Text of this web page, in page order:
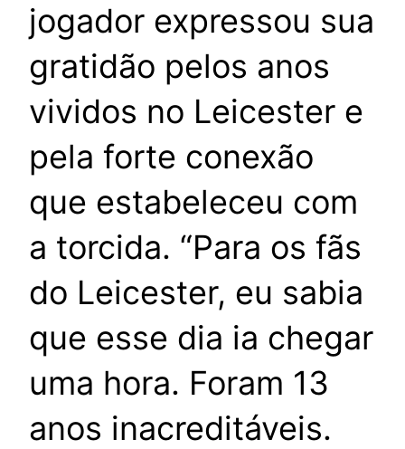
jogador expressou sua
gratidão pelos anos
vividos no Leicester e
pela forte conexão
que estabeleceu com
a torcida. “Para os fãs
do Leicester, eu sabia
que esse dia ia chegar
uma hora. Foram 13
anos inacreditáveis.